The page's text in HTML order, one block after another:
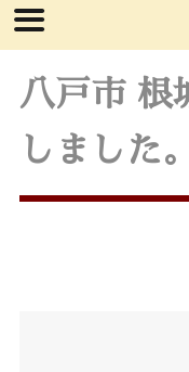
八戸市 根
しました。